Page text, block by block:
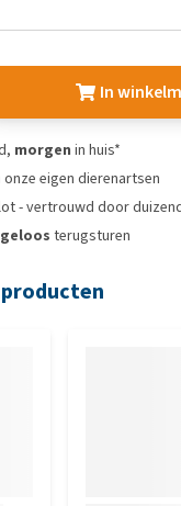
In
morgen in huis*
onze eigen dierenartsen
- vertrouwd door
terugsturen